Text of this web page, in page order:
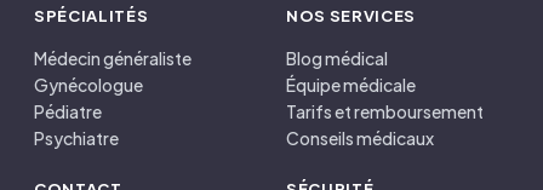
SPÉCIALITÉS
Médecin généraliste
Gynécologue
Pédiatre
Psychiatre
NOS SERVICES
Blog médical
Équipe médicale
Tarifs et remboursement
Conseils médicaux